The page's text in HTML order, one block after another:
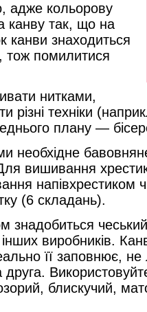
адже кольорову
канву так, що на
канви знаходиться
тож помилитися
нитками,
різні техніки
плану —
необхідне
вишивання
напівхрестиком
(6 складань).
знадобиться
інших виробників.
її заповнює,
блискучий,